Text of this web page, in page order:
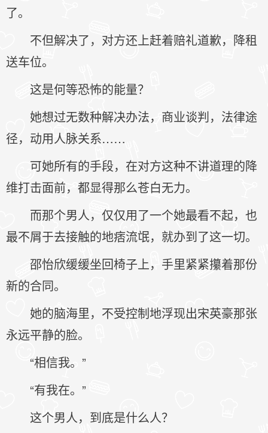
了。
不但解决了，对方还上赶着赔礼道歉，降租
送车位。
这是何等恐怖的能量？
她想过无数种解决办法，商业谈判，法律途
径，动用人脉关系……
可她所有的手段，在对方这种不讲道理的降
维打击面前，都显得那么苍白无力。
而那个男人，仅仅用了一个她最看不起，也
最不屑于去接触的地痞流氓，就办到了这一切。
邵怡欣缓缓坐回椅子上，手里紧紧攥着那份
新的合同。
她的脑海里，不受控制地浮现出宋英豪那张
永远平静的脸。
“相信我。”
“有我在。”
这个男人，到底是什么人？